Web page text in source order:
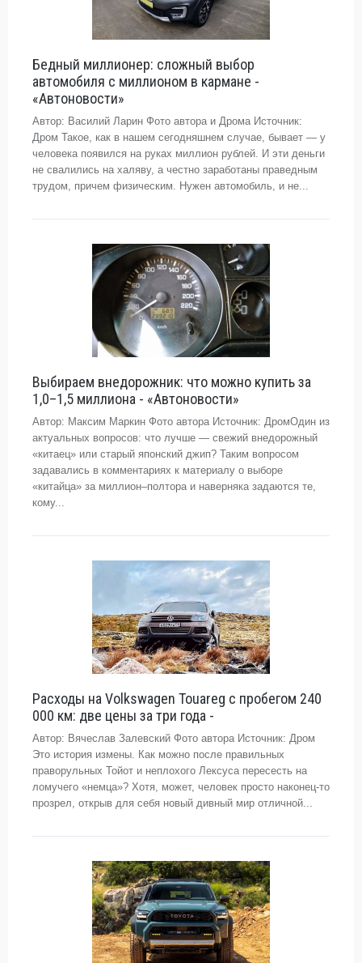
Бедный миллионер: сложный выбор
автомобиля с миллионом в кармане -
«Автоновости»
Автор: Василий Ларин Фото автора и Дрома Источник:
Дром Такое, как в нашем сегодняшнем случае, бывает — у
человека появился на руках миллион рублей. И эти деньги
не свалились на халяву, а честно заработаны праведным
трудом, причем физическим. Нужен автомобиль, и не...
Выбираем внедорожник: что можно купить за
1,0–1,5 миллиона - «Автоновости»
Автор: Максим Маркин Фото автора Источник: ДромОдин из
актуальных вопросов: что лучше — свежий внедорожный
«китаец» или старый японский джип? Таким вопросом
задавались в комментариях к материалу о выборе
«китайца» за миллион–полтора и наверняка задаются те,
кому...
Расходы на Volkswagen Touareg с пробегом 240
000 км: две цены за три года -
Автор: Вячеслав Залевский Фото автора Источник: Дром
Это история измены. Как можно после правильных
праворульных Тойот и неплохого Лексуса пересесть на
ломучего «немца»? Хотя, может, человек просто наконец-то
прозрел, открыв для себя новый дивный мир отличной...